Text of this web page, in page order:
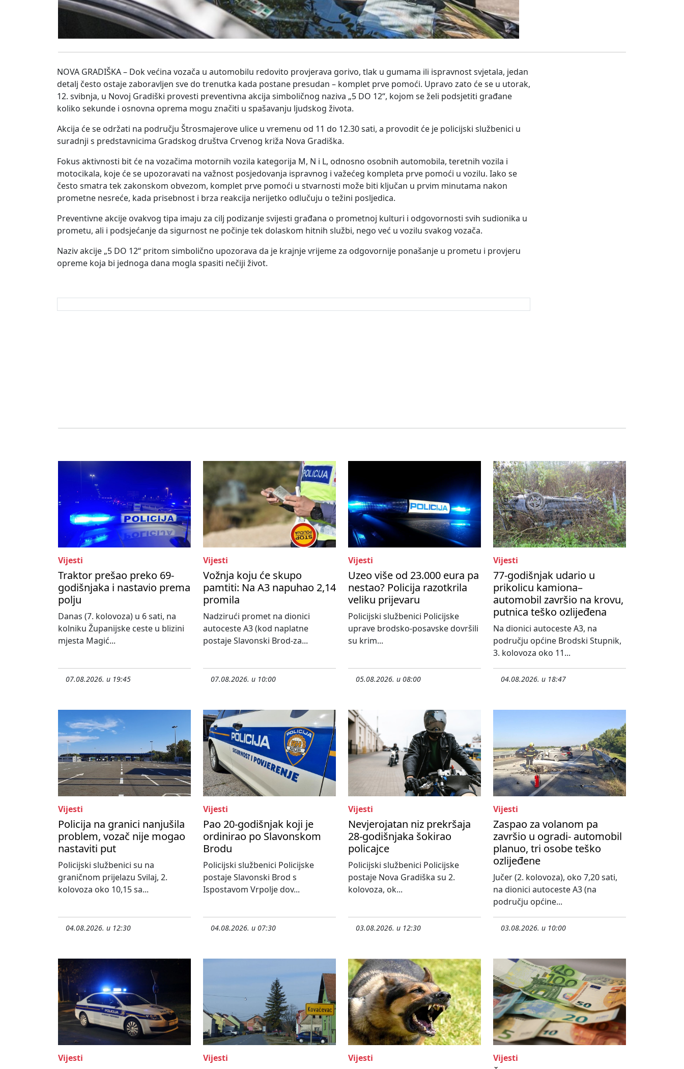
NOVA GRADIŠKA – Dok većina vozača u automobilu redovito provjerava gorivo, tlak u gumama ili ispravnost svjetala, jedan
detalj često ostaje zaboravljen sve do trenutka kada postane presudan – komplet prve pomoći. Upravo zato će se u utorak,
12. svibnja, u Novoj Gradiški provesti preventivna akcija simboličnog naziva „5 DO 12“, kojom se želi podsjetiti građane
koliko sekunde i osnovna oprema mogu značiti u spašavanju ljudskog života.
Akcija će se održati na području Štrosmajerove ulice u vremenu od 11 do 12.30 sati, a provodit će je policijski službenici u
suradnji s predstavnicima Gradskog društva Crvenog križa Nova Gradiška.
Fokus aktivnosti bit će na vozačima motornih vozila kategorija M, N i L, odnosno osobnih automobila, teretnih vozila i
motocikala, koje će se upozoravati na važnost posjedovanja ispravnog i važećeg kompleta prve pomoći u vozilu. Iako se
često smatra tek zakonskom obvezom, komplet prve pomoći u stvarnosti može biti ključan u prvim minutama nakon
prometne nesreće, kada prisebnost i brza reakcija nerijetko odlučuju o težini posljedica.
Preventivne akcije ovakvog tipa imaju za cilj podizanje svijesti građana o prometnoj kulturi i odgovornosti svih sudionika u
prometu, ali i podsjećanje da sigurnost ne počinje tek dolaskom hitnih službi, nego već u vozilu svakog vozača.
Naziv akcije „5 DO 12“ pritom simbolično upozorava da je krajnje vrijeme za odgovornije ponašanje u prometu i provjeru
opreme koja bi jednoga dana mogla spasiti nečiji život.
Vijesti
Traktor prešao preko 69-
godišnjaka i nastavio prema
polju
Danas (7. kolovoza) u 6 sati, na
kolniku Županijske ceste u blizini
mjesta Magić...
07.08.2026. u 19:45
Vijesti
Vožnja koju će skupo
pamtiti: Na A3 napuhao 2,14
promila
Nadzirući promet na dionici
autoceste A3 (kod naplatne
postaje Slavonski Brod-za...
07.08.2026. u 10:00
Vijesti
Uzeo više od 23.000 eura pa
nestao? Policija razotkrila
veliku prijevaru
Policijski službenici Policijske
uprave brodsko-posavske dovršili
su krim...
05.08.2026. u 08:00
Vijesti
77-godišnjak udario u
prikolicu kamiona–
automobil završio na krovu,
putnica teško ozlijeđena
Na dionici autoceste A3, na
području općine Brodski Stupnik,
3. kolovoza oko 11...
04.08.2026. u 18:47
Vijesti
Policija na granici nanjušila
problem, vozač nije mogao
nastaviti put
Policijski službenici su na
graničnom prijelazu Svilaj, 2.
kolovoza oko 10,15 sa...
04.08.2026. u 12:30
Vijesti
Pao 20-godišnjak koji je
ordinirao po Slavonskom
Brodu
Policijski službenici Policijske
postaje Slavonski Brod s
Ispostavom Vrpolje dov...
04.08.2026. u 07:30
Vijesti
Nevjerojatan niz prekršaja
28-godišnjaka šokirao
policajce
Policijski službenici Policijske
postaje Nova Gradiška su 2.
kolovoza, ok...
03.08.2026. u 12:30
Vijesti
Zaspao za volanom pa
završio u ogradi- automobil
planuo, tri osobe teško
ozlijeđene
Jučer (2. kolovoza), oko 7,20 sati,
na dionici autoceste A3 (na
području općine...
03.08.2026. u 10:00
Vijesti Vijesti Vijesti Vijesti